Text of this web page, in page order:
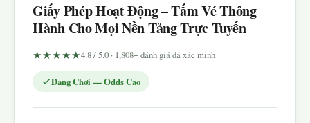
Giấy Phép Hoạt Động – Tấm Vé Thông
Hành Cho Mọi Nền Tảng Trực Tuyến
★★★★★4.8 / 5.0 · 1,808+ đánh giá đã xác minh
Đang Chơi — Odds Cao